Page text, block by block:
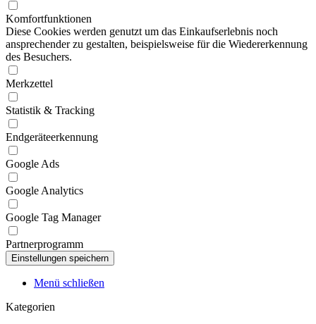
Komfortfunktionen
Diese Cookies werden genutzt um das Einkaufserlebnis noch
ansprechender zu gestalten, beispielsweise für die Wiedererkennung
des Besuchers.
Merkzettel
Statistik & Tracking
Endgeräteerkennung
Google Ads
Google Analytics
Google Tag Manager
Partnerprogramm
Menü schließen
Kategorien